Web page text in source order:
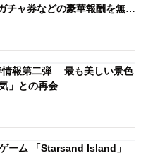
チャ券などの豪華報酬を無料
情報第二弾 最も美しい景色
」との再会
ーム 「Starsand Island」